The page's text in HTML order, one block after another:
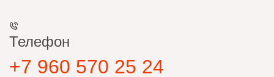
Телефон
+7 960 570 25 24